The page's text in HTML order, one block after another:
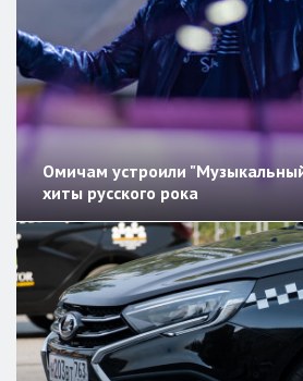
Омичам устроили
хиты русского рока